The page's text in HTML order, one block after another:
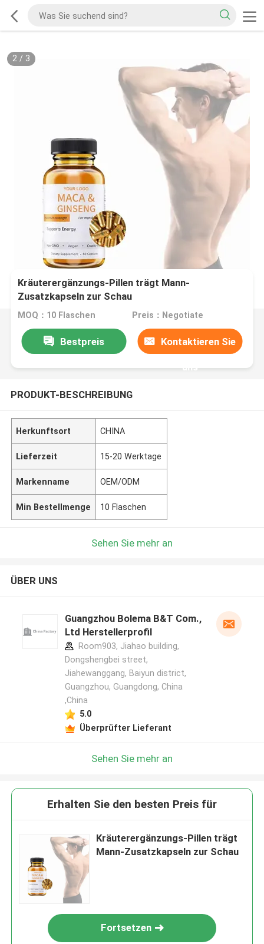
2/ 3
Kräuterergänzungs-Pillen trägt Mann-
Zusatzkapseln zur Schau
MOQ：10 Flaschen Preis：Negotiate
Bestpreis Kontaktieren Sie
uns
PRODUKT-BESCHREIBUNG
Herkunftsort CHINA
Lieferzeit 15-20 Werktage
Markenname OEM/ODM
Min Bestellmenge 10 Flaschen
Sehen Sie mehr an
ÜBER UNS
Guangzhou Bolema B&T Com.,
Ltd Herstellerprofil
Room903, Jiahao building,
Dongshengbei street,
Jiahewanggang, Baiyun district,
Guangzhou, Guangdong, China
,China
5.0
Überprüfter Lieferant
Sehen Sie mehr an
Erhalten Sie den besten Preis für
Kräuterergänzungs-Pillen trägt
Mann-Zusatzkapseln zur Schau
Fortsetzen